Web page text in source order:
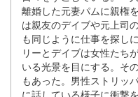
離婚した元妻パムに親権
は親友のデイブや元上司
も同じように仕事を探し
リーとデイブは女性たち
いる光景を目にする。そ
もあった。男性ストリッ